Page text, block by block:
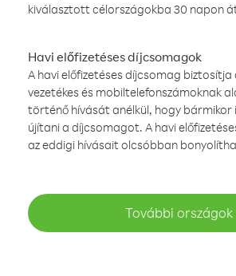
kiválasztott célországokba 30 napon
Havi előfizetéses díjcsomagok
A havi előfizetéses díjcsomag biztosítja
vezetékes és mobiltelefonszámoknak
történő hívását anélkül, hogy bármikor
újítani a díjcsomagot. A havi
az eddigi hívásait olcsóbban
További országok